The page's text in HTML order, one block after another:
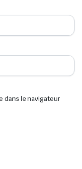
dans le navigateur